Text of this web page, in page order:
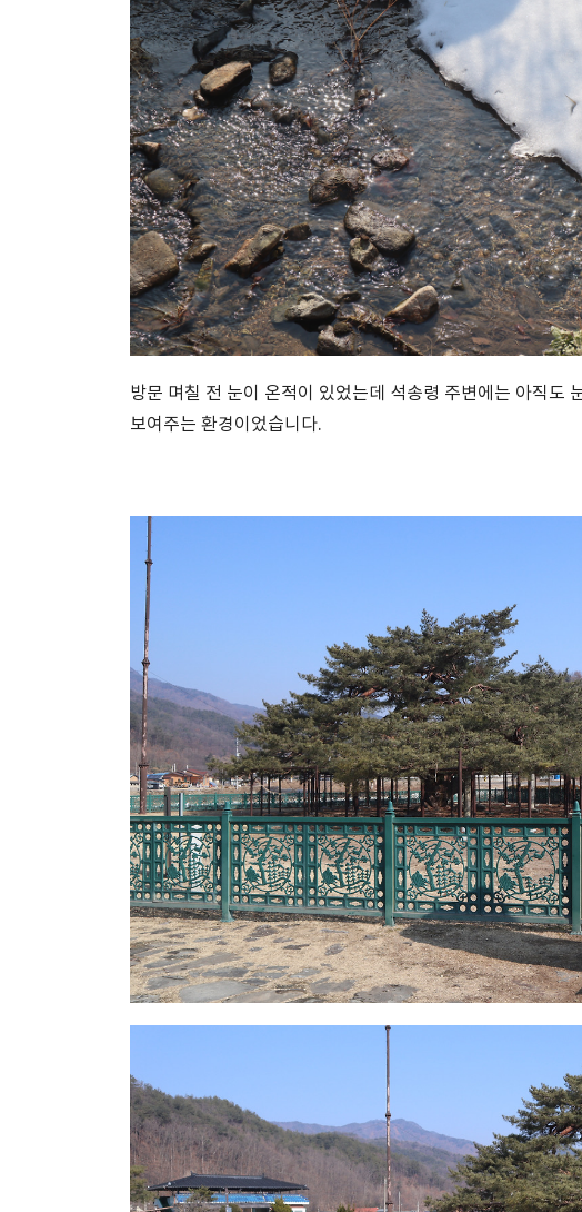
방문 며칠 전 눈이 온적이 있었는데 석송령 주변에는 아직도
보여주는 환경이었습니다.